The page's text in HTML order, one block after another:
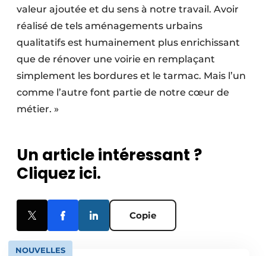
valeur ajoutée et du sens à notre travail. Avoir
réalisé de tels aménagements urbains
qualitatifs est humainement plus enrichissant
que de rénover une voirie en remplaçant
simplement les bordures et le tarmac. Mais l’un
comme l’autre font partie de notre cœur de
métier. »
Un article intéressant ?
Cliquez ici.
Copie
NOUVELLES